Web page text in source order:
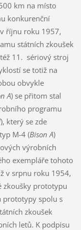
km na místo
konkurenční
říjnu roku 1957,
státních zkoušek
11. sériový stroj
se totiž na
obvykle
A) se přitom stal
programu
), který se zde
M-4 (Bison A)
výrobních
exempláře tohoto
v srpnu roku 1954,
zkoušky prototypu
prototypy spolu s
zkoušek
letů. K podpisu